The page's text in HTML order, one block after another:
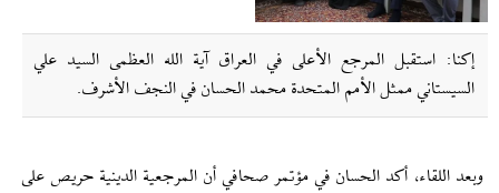
إکنا: استقبل المرجع الأعلى في العراق آية الله العظمى السيد علي
السيستاني ممثل الأمم المتحدة محمد الحسان في النجف الأشرف.
وبعد اللقاء، أكد الحسان في مؤتمر صحافي أن المرجعية الدينية حريص على